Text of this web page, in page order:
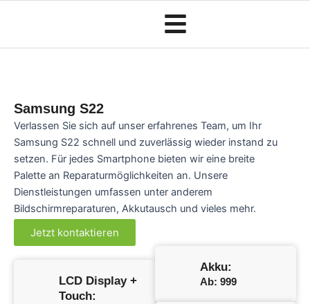
Samsung S22
Verlassen Sie sich auf unser erfahrenes Team, um Ihr
Samsung S22 schnell und zuverlässig wieder instand zu
setzen. Für jedes Smartphone bieten wir eine breite
Palette an Reparaturmöglichkeiten an. Unsere
Dienstleistungen umfassen unter anderem
Bildschirmreparaturen, Akkutausch und vieles mehr.
Jetzt kontaktieren
LCD Display +
Touch:
Akku:
Ab: 999